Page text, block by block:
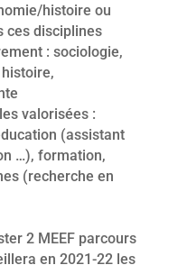
histoire ou
ces disciplines
: sociologie,
valorisées :
(assistant
…), formation,
(recherche en
2 MEEF parcours
en 2021-22 les